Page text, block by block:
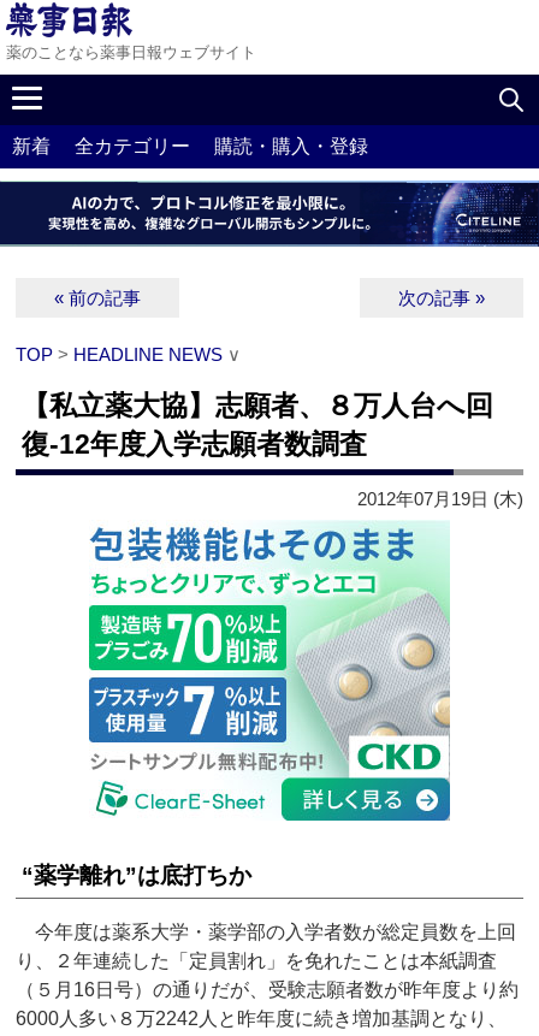
薬のことなら薬事日報ウェブサイト
新着 全カテゴリー 購読・購入・登録
« 前の記事 次の記事 »
TOP > HEADLINE NEWS ∨
【私立薬大協】志願者、８万人台へ回
復‐12年度入学志願者数調査
2012年07月19日 (木)
“薬学離れ”は底打ちか
今年度は薬系大学・薬学部の入学者数が総定員数を上回
り、２年連続した「定員割れ」を免れたことは本紙調査
（５月16日号）の通りだが、受験志願者数が昨年度より約
6000人多い８万2242人と昨年度に続き増加基調となり、